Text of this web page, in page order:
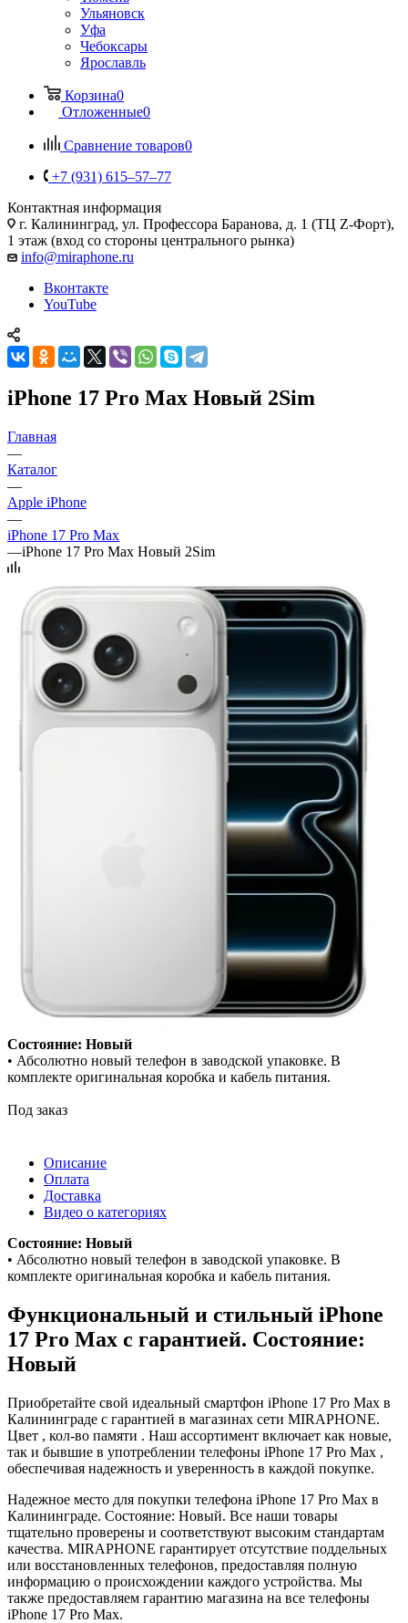
Ульяновск
Уфа
Чебоксары
Ярославль
Корзина0
Отложенные0
Сравнение товаров0
+7 (931) 615‒57‒77
Контактная информация
г. Калининград, ул. Профессора Баранова, д. 1 (ТЦ Z-Форт),
1 этаж (вход со стороны центрального рынка)
info@miraphone.ru
Вконтакте
YouTube
iPhone 17 Pro Max Новый 2Sim
Главная
—
Каталог
—
Apple iPhone
—
iPhone 17 Pro Max
—iPhone 17 Pro Max Новый 2Sim
Состояние: Новый
• Абсолютно новый телефон в заводской упаковке. В
комплекте оригинальная коробка и кабель питания.
Под заказ
Описание
Оплата
Доставка
Видео о категориях
Состояние: Новый
• Абсолютно новый телефон в заводской упаковке. В
комплекте оригинальная коробка и кабель питания.
Функциональный и стильный iPhone
17 Pro Max с гарантией. Состояние:
Новый
Приобретайте свой идеальный смартфон iPhone 17 Pro Max в
Калининграде с гарантией в магазинах сети MIRAPHONE.
Цвет , кол-во памяти . Наш ассортимент включает как новые,
так и бывшие в употреблении телефоны iPhone 17 Pro Max ,
обеспечивая надежность и уверенность в каждой покупке.
Надежное место для покупки телефона iPhone 17 Pro Max в
Калининграде. Состояние: Новый. Все наши товары
тщательно проверены и соответствуют высоким стандартам
качества. MIRAPHONE гарантирует отсутствие поддельных
или восстановленных телефонов, предоставляя полную
информацию о происхождении каждого устройства. Мы
также предоставляем гарантию магазина на все телефоны
iPhone 17 Pro Max.